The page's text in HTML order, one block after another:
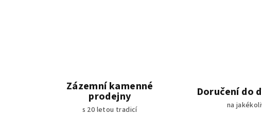
Zázemní kamenné
prodejny
s 20 letou tradicí
Doručení do
na